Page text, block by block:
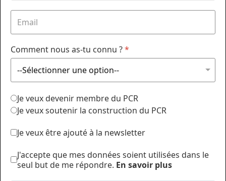
Comment nous as-tu connu ?*
Je veux devenir membre du PCR
Je veux soutenir la construction du PCR
Je veux être ajouté à la newsletter
J'accepte que mes données soient utilisées dans le
seul but de me répondre. En savoir plus